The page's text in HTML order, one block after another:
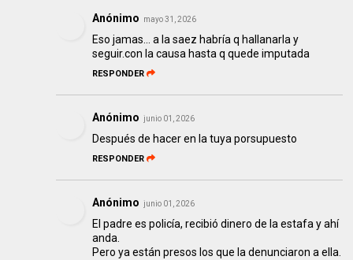
Anónimo mayo 31, 2026
Eso jamas... a la saez habría q hallanarla y
seguir.con la causa hasta q quede imputada
RESPONDER
Anónimo junio 01, 2026
Después de hacer en la tuya porsupuesto
RESPONDER
Anónimo junio 01, 2026
El padre es policía, recibió dinero de la estafa y ahí
anda.
Pero ya están presos los que la denunciaron a ella.